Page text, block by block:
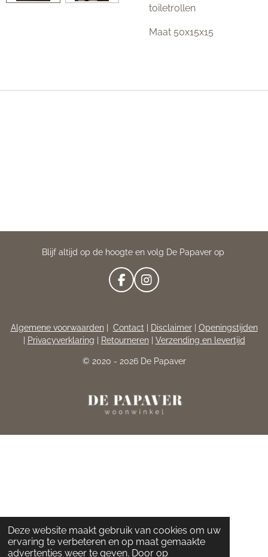
Deze website maakt gebruik van cookies om uw
ervaring te verbeteren en op maat gemaakte
advertenties weer te geven. Door op
toiletrollen
Maat 50x15x15
Blijf altijd op de hoogte en volg De Papaver op
F
A
B
O
K
I
N
A
G
A
Algemene voorwaarden| Contact| Disclaimer| Openingstijden
Privacyverklaring Retourneren| Verzending en levertijd
© 2020 - 2026 De Papaver